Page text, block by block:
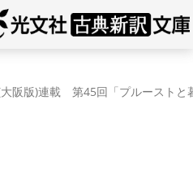
阪版)連載 第45回「プルーストと